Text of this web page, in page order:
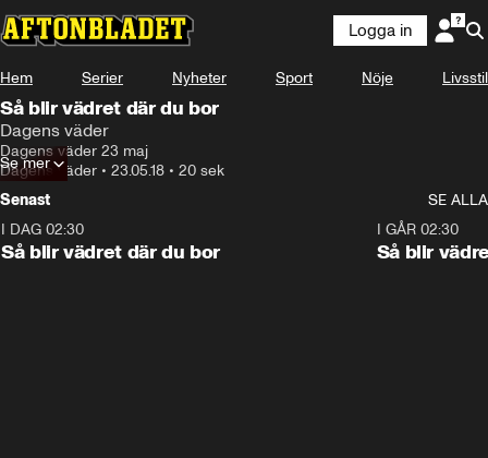
Logga in
Hem Serier Nyheter Sport Nöje Livsstil
Så blir vädret där du bor
Dagens väder
Dagens väder 23 maj
Dagens väder • 23.05.18 • 20 sek
Se mer
Senast
SE ALLA
I DAG 02:30
Så blir vädret där du bor
I GÅR 02:30
Så blir